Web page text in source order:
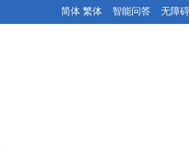
智能问答 无障
简体 繁体